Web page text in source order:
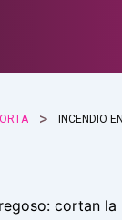
cortan